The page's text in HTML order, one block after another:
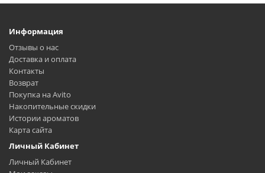
Информация
Отзывы о нас
Доставка и оплата
Контакты
Возврат
Покупка на Avito
Накопительные скидки
Истории ароматов
Карта сайта
Личный Кабинет
Личный Кабинет